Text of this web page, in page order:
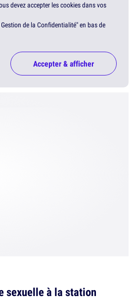
devez accepter les cookies dans vos
de la Confidentialité" en bas de
Accepter & afficher
sexuelle à la station